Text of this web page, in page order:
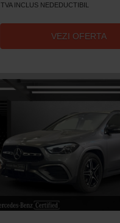
TVA INCLUS NEDEDUCTIBIL
VEZI OFERTA